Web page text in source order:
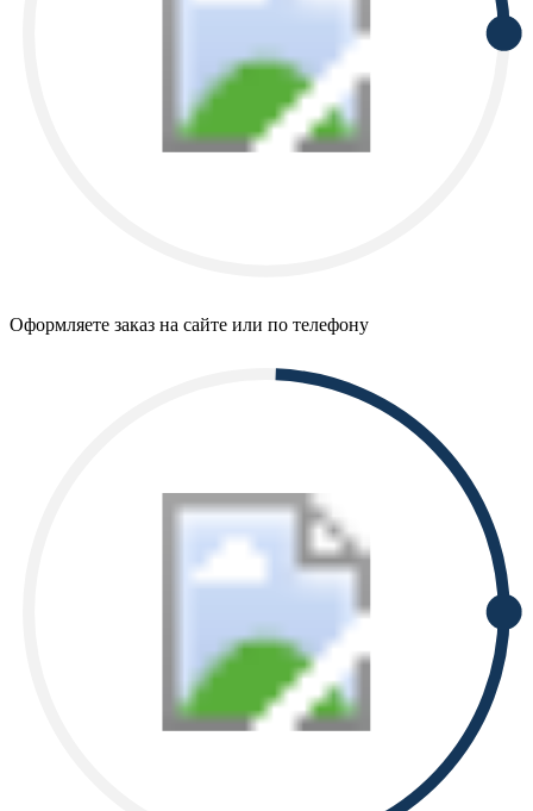
Оформляете заказ на сайте или по телефону